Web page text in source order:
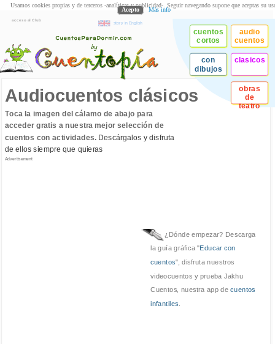
acceso al Club
story in English
cuentos
cortos
audio
cuentos
con
dibujos
clasicos
obras
de
teatro
Audiocuentos clásicos
Toca la imagen del cálamo de abajo para
acceder gratis a nuestra mejor selección de
cuentos con actividades.Descárgalos y disfruta
de ellos siempre que quieras
Advertisement
¿Dónde empezar? Descarga
la guía gráfica "Educar con
cuentos", disfruta nuestros
videocuentos y prueba Jakhu
Cuentos, nuestra app decuentos
infantiles
Usamos cookies propias y de terceros -analíticas y publicidad-. Seguir navegando supone que aceptas su
Acepto Más info